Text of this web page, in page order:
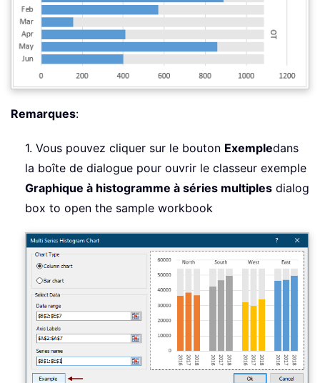
Remarques:
1. Vous pouvez cliquer sur le bouton Exempledans
la boîte de dialogue pour ouvrir le classeur exemple
Graphique à histogramme à séries multiples dialog
box to open the sample workbook